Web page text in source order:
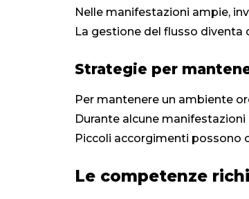
Nelle manifestazioni ampie,
La gestione del flusso diventa
Strategie per
Per mantenere un ambiente
Durante alcune
Piccoli accorgimenti possono
Le competenze